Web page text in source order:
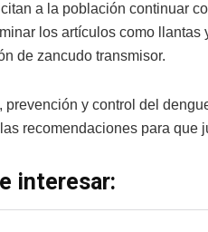
a la población continuar
los artículos como
de zancudo transmisor.
prevención y control del
recomendaciones para que
interesar: